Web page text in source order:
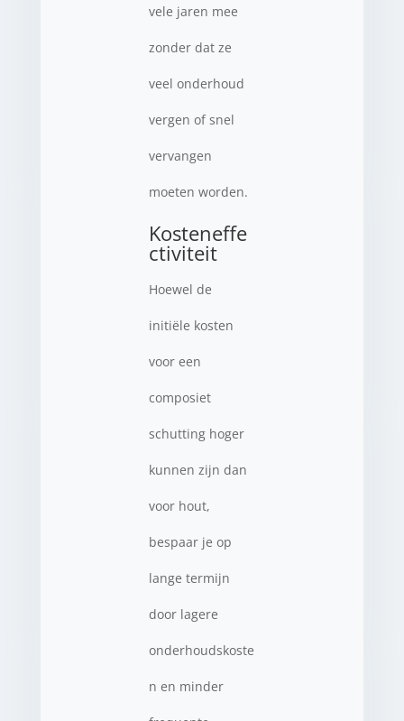
vele jaren mee
zonder dat ze
veel onderhoud
vergen of snel
vervangen
moeten worden.
Kosteneffe
ctiviteit
Hoewel de
initiële kosten
voor een
composiet
schutting hoger
kunnen zijn dan
voor hout,
bespaar je op
lange termijn
door lagere
onderhoudskoste
n en minder